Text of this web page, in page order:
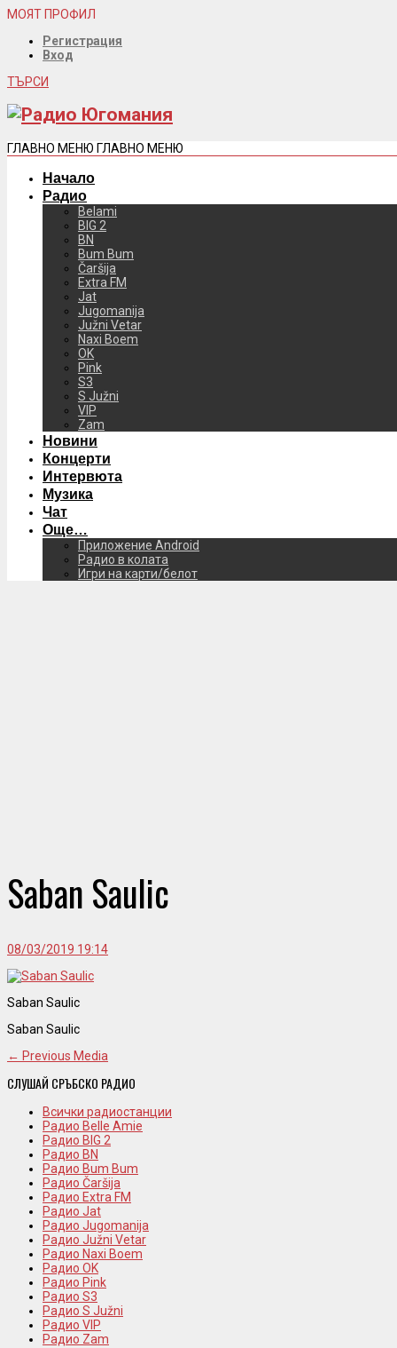
МОЯТ ПРОФИЛ
Регистрация
Вход
ТЪРСИ
ГЛАВНО МЕНЮ ГЛАВНО МЕНЮ
Начало
Радио
Belami
BIG 2
BN
Bum Bum
Čaršija
Extra FM
Jat
Jugomanija
Južni Vetar
Naxi Boem
OK
Pink
S3
S Južni
VIP
Zam
Новини
Концерти
Интервюта
Музика
Чат
Още…
Приложение Android
Радио в колата
Игри на карти/белот
Saban Saulic
08/03/2019 19:14
Saban Saulic
Saban Saulic
← Previous Media
СЛУШАЙ СРЪБСКО РАДИО
Всички радиостанции
Радио Belle Amie
Радио BIG 2
Радио BN
Радио Bum Bum
Радио Čaršija
Радио Extra FM
Радио Jat
Радио Jugomanija
Радио Južni Vetar
Радио Naxi Boem
Радио OK
Радио Pink
Радио S3
Радио S Južni
Радио VIP
Радио Zam